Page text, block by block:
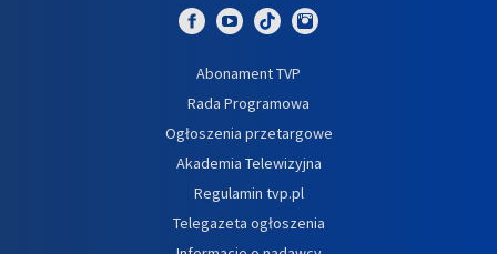
Abonament TVP
Rada Programowa
Ogłoszenia przetargowe
Akademia Telewizyjna
Regulamin tvp.pl
Telegazeta ogłoszenia